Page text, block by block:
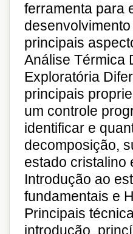
ferramenta para
principais
Análise Térmica
Exploratória
principais
um controle
identificar e
decomposição,
estado cristalino
Introdução ao
fundamentais e
Principais
introdução,